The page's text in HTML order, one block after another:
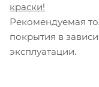
краски!
Рекомендуемая
покрытия в
эксплуатации.